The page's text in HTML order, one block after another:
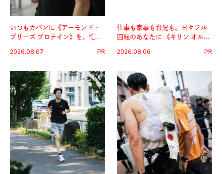
いつもカバンに《アーモンド・
ブリーズ プロテイン》を。忙し
グ習慣。
2026.08.07 PR
仕事も家事も育児も。日々フル
回転のあなたに 《キリン オルニ
2026.08.06 PR